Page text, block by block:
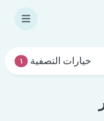
خيارات التصفية ١